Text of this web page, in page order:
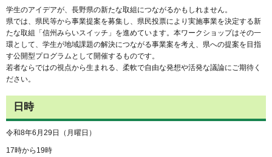
学生のアイデアが、長野県の新たな取組につながるかもしれません。
県では、県民等から事業提案を募集し、県民投票により実施事業を決定する新
たな取組「信州みらいスイッチ」を進めています。本ワークショップはその一
環として、学生が地域課題の解決につながる事業案を考え、県への提案を目指
す公開型プログラムとして開催するものです。
若者ならではの視点から生まれる、柔軟で自由な発想や活発な議論にご期待く
ださい。
日時
令和8年6月29日（月曜日）
17時から19時